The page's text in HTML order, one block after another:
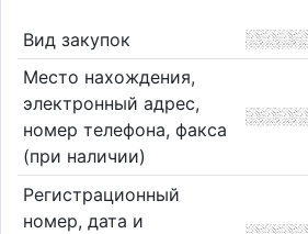
Вид закупок
Место нахождения,
электронный адрес,
номер телефона, факса
(при наличии)
Регистрационный
номер, дата и